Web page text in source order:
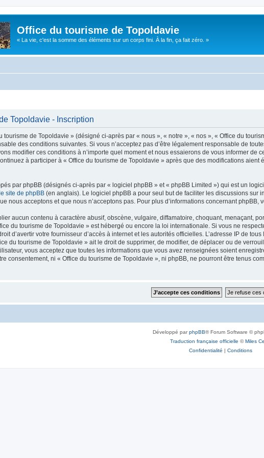
Office du tourisme de Topoldavie
« La vie, c'est la somme des éléments sur un corps fini. À la fin, ça fait zéro. »
Topoldavie - Inscription
tourisme de Topoldavie » (désigné ci-après par « nous », « notre », « nos », « Office du
des conditions suivantes. Si vous n’acceptez pas d’être légalement responsable de
modifier ces conditions à n’importe quel moment et nous essaierons de vous informer
à participer à « Office du tourisme de Topoldavie » après que des modifications
par phpBB (désignés ci-après par « logiciel phpBB » et « phpBB Limited ») qui est un
le site de phpBB (en anglais). Le logiciel phpBB a pour seul but de faciliter les discussions sur
nous acceptons et que nous n’acceptons pas. Pour plus d’informations concernant phpBB,
aucun contenu à caractère abusif, obscène, vulgaire, diffamatoire, choquant, menaçant,
du tourisme de Topoldavie » est hébergé ou encore la loi internationale. Si vous ne
d’avertir votre fournisseur d’accès à internet et les autorités officielles. L’adresse IP de
du tourisme de Topoldavie » ait le droit de supprimer, de modifier, de déplacer ou de
vous acceptez que toutes les informations que vous avez renseignées soient
consentement, ni « Office du tourisme de Topoldavie », ni phpBB, ne pourront être tenus
Développé parphpBB® Forum Software ©
Traduction française officielle ©Miles
Confidentialité | Conditions